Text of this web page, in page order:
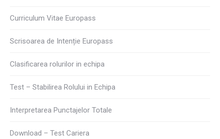
Curriculum Vitae Europass
Scrisoarea de Intenție Europass
Clasificarea rolurilor in echipa
Test – Stabilirea Rolului in Echipa
Interpretarea Punctajelor Totale
Download – Test Cariera